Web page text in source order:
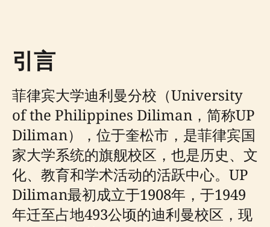
引言
菲律宾大学迪利曼分校（University
of the Philippines Diliman，简称UP
Diliman），位于奎松市，是菲律宾国
家大学系统的旗舰校区，也是历史、文
化、教育和学术活动的活跃中心。UP
Diliman最初成立于1908年，于1949
年迁至占地493公顷的迪利曼校区，现